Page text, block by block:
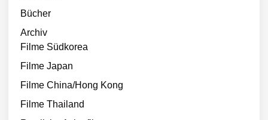
Bücher
Archiv
Filme Südkorea
Filme Japan
Filme China/Hong Kong
Filme Thailand